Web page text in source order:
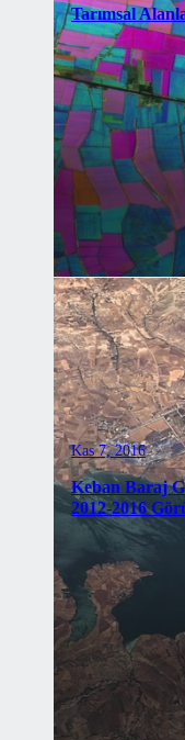
Tarımsal
Kas 7, 2016
Keban Baraj
2012-2016